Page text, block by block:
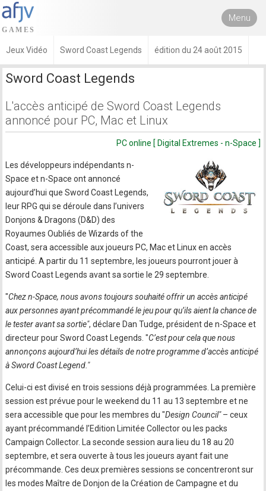
Menu
Jeux Vidéo Sword Coast Legends édition du 24 août 2015
Sword Coast Legends
L'accès anticipé de Sword Coast Legends
annoncé pour PC, Mac et Linux
PC online [ Digital Extremes - n-Space ]
Les développeurs indépendants n-
Space et n-Space ont annoncé
aujourd’hui que Sword Coast Legends,
leur RPG qui se déroule dans l’univers
Donjons & Dragons (D&D) des
Royaumes Oubliés de Wizards of the
Coast, sera accessible aux joueurs PC, Mac et Linux en accès
anticipé. A partir du 11 septembre, les joueurs pourront jouer à
Sword Coast Legends avant sa sortie le 29 septembre.
"Chez n-Space, nous avons toujours souhaité offrir un accès anticipé
aux personnes ayant précommandé le jeu pour qu’ils aient la chance de
le tester avant sa sortie", déclare Dan Tudge, président de n-Space et
directeur pour Sword Coast Legends. "C’est pour cela que nous
annonçons aujourd’hui les détails de notre programme d’accès anticipé
à Sword Coast Legend."
Celui-ci est divisé en trois sessions déjà programmées. La première
session est prévue pour le weekend du 11 au 13 septembre et ne
sera accessible que pour les membres du "Design Council"– ceux
ayant précommandé l’Edition Limitée Collector ou les packs
Campaign Collector. La seconde session aura lieu du 18 au 20
septembre, et sera ouverte à tous les joueurs ayant fait une
précommande. Ces deux premières sessions se concentreront sur
les modes Maître de Donjon de la Création de Campagne et du